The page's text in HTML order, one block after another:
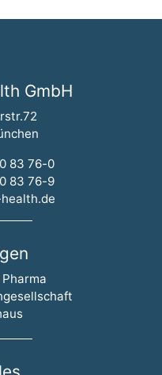
GmbH
83 76-0
83 76-9
überspringen